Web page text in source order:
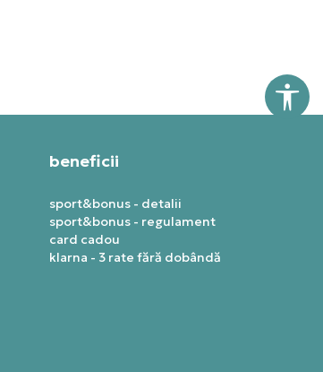
beneficii
sport&bonus - detalii
sport&bonus - regulament
card cadou
klarna - 3 rate fără dobândă